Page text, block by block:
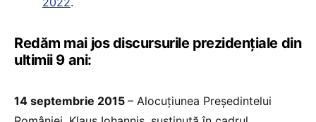
Redăm mai jos discursurile prezidențiale din
ultimii 9 ani:
14 septembrie 2015 – Alocuţiunea Preşedintelui